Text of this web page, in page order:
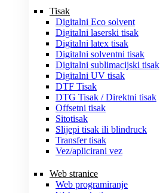
Tisak
Digitalni Eco solvent
Digitalni laserski tisak
Digitalni latex tisak
Digitalni solventni tisak
Digitalni sublimacijski tisak
Digitalni UV tisak
DTF Tisak
DTG Tisak / Direktni tisak
Offsetni tisak
Sitotisak
Slijepi tisak ili blindruck
Transfer tisak
Vez/aplicirani vez
Web stranice
Web programiranje